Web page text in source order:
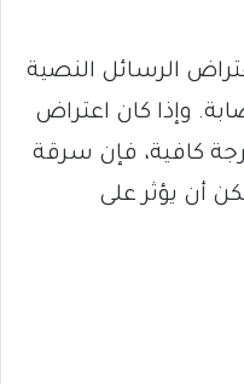
الرسائل النصية
وإذا كان اعتراض
كافية، فإن سرقة
أن يؤثر على